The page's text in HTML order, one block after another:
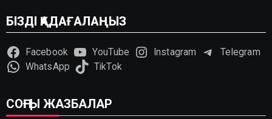
БІЗДІ ҚАДАҒАЛАҢЫЗ
Facebook YouTube Instagram
Telegram
WhatsApp
TikTok
СОҢҒЫ ЖАЗБАЛАР